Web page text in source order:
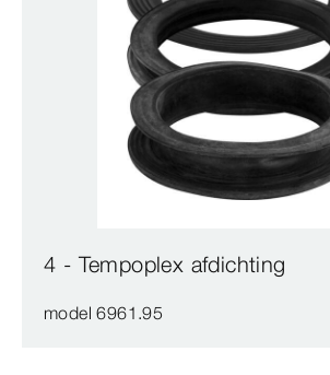
4 - Tempoplex afdichting
model 6961.95